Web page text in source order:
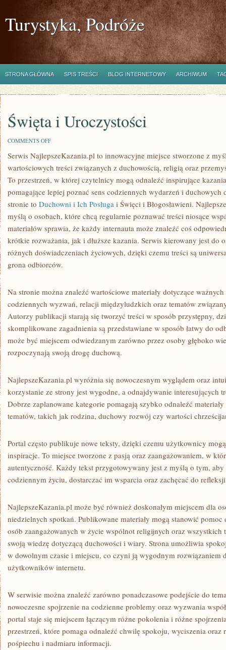
Turystyka, Podróże
STRONA GŁÓWNA SPIS TREŚCI BLOG INTERNETOWY ARCHIWUM
Święta i Uroczystości
COMMENTS OFFON
I
Serwis NajlepszeKazania.pl to innowacyjne miejsce stworzone z
wartościowych treści związanych z duchowością, religią oraz
To przestrzeń, w której czytelnicy mogą odnaleźć inspirujące
pomagające lepiej poznać sens codziennych wydarzeń i duchowych
stronie to Duchowni i Ich Posługa i Święci i Błogosławieni.
myślą o osobach, które chcą regularnie poznawać treści niosące
materiałów sprawia, że każdy internauta może znaleźć coś
krótkie rozważania, jak i dłuższe kazania. Serwis kierowany jest do
różnych doświadczeniach życiowych, dzięki czemu treści są
grona odbiorców.
Na stronie można znaleźć wartościowe materiały dotyczące
codziennych wyzwań, relacji międzyludzkich oraz tematów
Autorzy publikacji starają się tworzyć treści w sposób przystępny,
skomplikowane zagadnienia są przedstawiane w sposób łatwy do
może być miejscem odwiedzanym zarówno przez osoby głęboko
rozpoczynają swoją drogę duchową.
NajlepszeKazania.pl wyróżnia się nowoczesnym wyglądem oraz
korzystanie ze strony jest wygodne, a odnajdywanie interesujących
Dobrze zaplanowane kategorie pomagają szybko odnaleźć
tematów, takich jak rodzina, duchowy rozwój czy wartości
Portal często publikuje nowe teksty, dzięki czemu użytkownicy
inspiracje. To miejsce tworzone z pasją oraz zaangażowaniem, w
autentyczność. Każdy tekst przygotowywany jest z myślą o tym,
codziennym życiu, dostarczać im wsparcia oraz zachęcać do
NajlepszeKazania.pl może być również doskonałym miejscem dla
niedzielnych spotkań. Publikowane materiały mogą stanowić
osób zaangażowanych w życie wspólnot religijnych oraz wszystkich
swoją wiedzę dotyczącą duchowości i wiary. Strona umożliwia
w dowolnym czasie i miejscu, co czyni ją wygodnym rozwiązaniem
użytkowników internetu.
W serwisie można znaleźć zarówno ponadczasowe podejście do
nowoczesne spojrzenie na codzienne problemy oraz wyzwania
portal staje się miejscem łączącym różne pokolenia i różne
przestrzeń, które pomaga odnaleźć chwilę spokoju, wyciszenia oraz
pośpiechu i nadmiaru informacji.